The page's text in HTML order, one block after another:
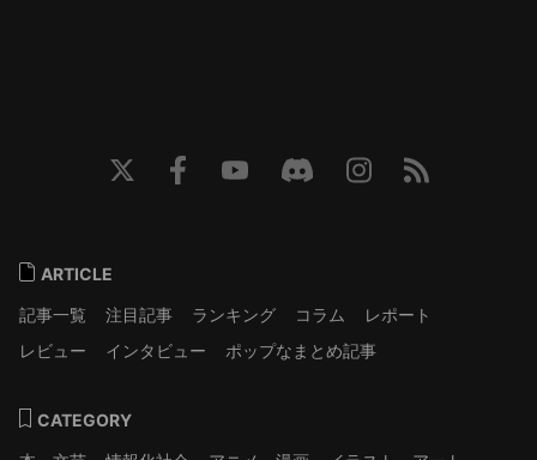
ARTICLE
記事一覧
注目記事 ランキング コラム
レポート
レビュー
インタビュー ポップなまとめ記事
CATEGORY